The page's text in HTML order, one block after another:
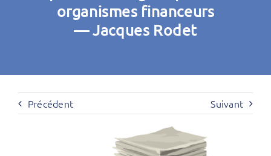
organismes financeurs
— Jacques Rodet
Précédent Suivant